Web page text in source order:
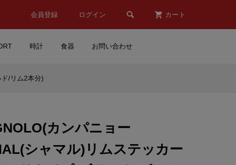
会員登録 ログイン  カート
時計 食器 お問い合わせ
¥950(税込)
イズ)
Valentino Rossi(バレンティ
/リム2本分)
カンパニョー
シャマル)リムステッカー